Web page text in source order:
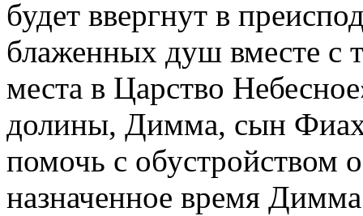
будет ввергнут в
блаженных душ вместе с
места в Царство
долины, Димма, сын
помочь с обустройством
назначенное время